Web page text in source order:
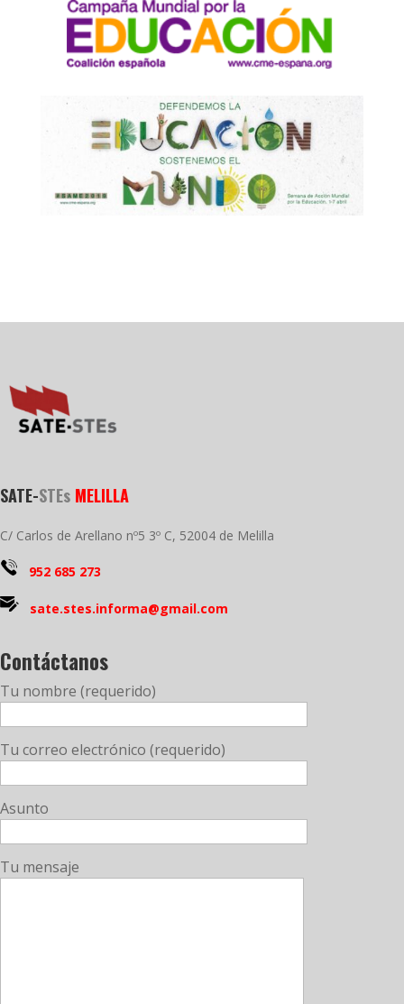
SATE-STEs MELILLA
C/ Carlos de Arellano nº5 3º C, 52004 de Melilla
952 685 273
sate.stes.informa@gmail.com
Contáctanos
Tu nombre (requerido)
Tu correo electrónico (requerido)
Asunto
Tu mensaje